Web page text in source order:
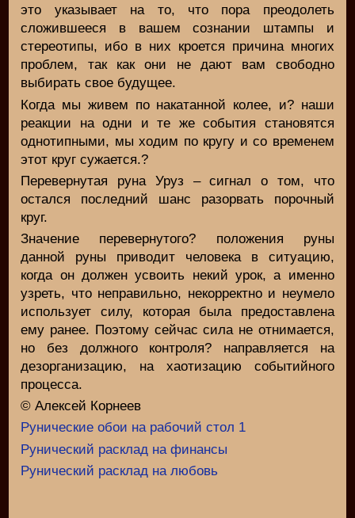
это указывает на то, что пора преодолеть
сложившееся в вашем сознании штампы и
стереотипы, ибо в них кроется причина многих
проблем, так как они не дают вам свободно
выбирать свое будущее.
Когда мы живем по накатанной колее, и? наши
реакции на одни и те же события становятся
однотипными, мы ходим по кругу и со временем
этот круг сужается.?
Перевернутая руна Уруз – сигнал о том, что
остался последний шанс разорвать порочный
круг.
Значение перевернутого? положения руны
данной руны приводит человека в ситуацию,
когда он должен усвоить некий урок, а именно
узреть, что неправильно, некорректно и неумело
использует силу, которая была предоставлена
ему ранее. Поэтому сейчас сила не отнимается,
но без должного контроля? направляется на
дезорганизацию, на хаотизацию событийного
процесса.
© Алексей Корнеев
Рунические обои на рабочий стол 1
Рунический расклад на финансы
Рунический расклад на любовь